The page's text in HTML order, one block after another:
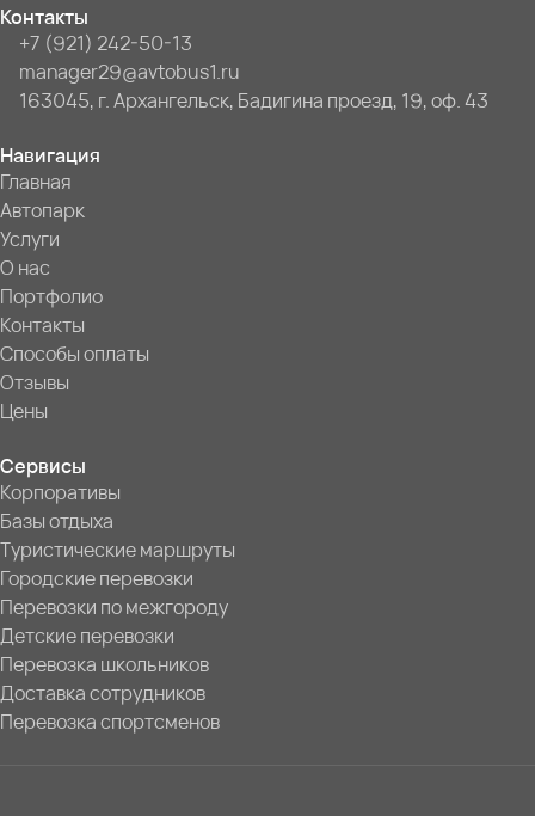
Контакты
+7 (921) 242-50-13
manager29@avtobus1.ru
163045, г. Архангельск, Бадигина проезд, 19, оф. 43
Навигация
Главная
Автопарк
Услуги
О нас
Портфолио
Контакты
Способы оплаты
Отзывы
Цены
Сервисы
Корпоративы
Базы отдыха
Туристические маршруты
Городские перевозки
Перевозки по межгороду
Детские перевозки
Перевозка школьников
Доставка сотрудников
Перевозка спортсменов